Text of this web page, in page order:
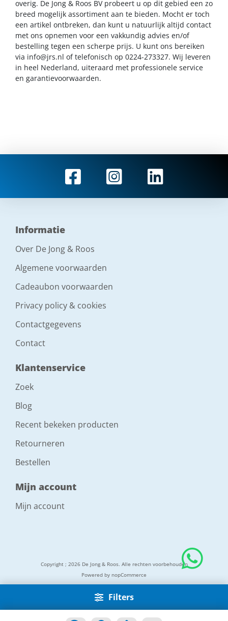
Filters
overig. De Jong & Roos BV probeert u op dit gebied een zo
breed mogelijk assortiment aan te bieden. Mocht er toch
een artikel ontbreken, dan kunt u natuurlijk altijd contact
met ons opnemen voor een vakkundig advies en/of
bestelling tegen een scherpe prijs. U kunt ons bereiken
via info@jrs.nl of telefonisch op 0224-273327. Wij leveren
in heel Nederland, uiteraard met professionele service
en garantievoorwaarden.
Informatie
Over De Jong & Roos
Algemene voorwaarden
Cadeaubon voorwaarden
Privacy policy & cookies
Contactgegevens
Contact
Klantenservice
Zoek
Blog
Recent bekeken producten
Retourneren
Bestellen
Mijn account
Mijn account
Copyright ; 2026 De Jong & Roos. Alle rechten voorbehouden
Powered by nopCommerce